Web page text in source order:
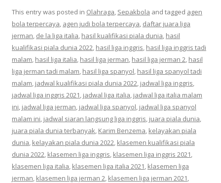
This entry was posted in Olahraga, Sepakbola and tagged agen
bola terpercaya, agen judi bola terpercaya, daftar juara liga
jerman, de la liga italia, hasil kualifikasi piala dunia, hasil
kualifikasi piala dunia 2022, hasil liga inggris, hasil liga inggris tadi
malam, hasil liga italia, hasil liga jerman, hasil liga jerman 2, hasil
liga jerman tadi malam, hasil liga spanyol, hasil liga spanyol tadi
malam, jadwal kualifikasi piala dunia 2022, jadwal liga inggris,
jadwal liga inggris 2021, jadwal liga italia, jadwal liga italia malam
ini, jadwal liga jerman, jadwal liga spanyol, jadwal liga spanyol
malam ini, jadwal siaran langsung liga inggris, juara piala dunia,
juara piala dunia terbanyak, Karim Benzema, kelayakan piala
dunia, kelayakan piala dunia 2022, klasemen kualifikasi piala
dunia 2022, klasemen liga inggris, klasemen liga inggris 2021,
klasemen liga italia, klasemen liga italia 2021, klasemen liga
jerman, klasemen liga jerman 2, klasemen liga jerman 2021,